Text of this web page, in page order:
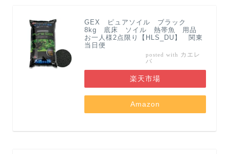
GEX ピュアソイル ブラック
8kg 底床 ソイル 熱帯魚 用品
お一人様2点限り【HLS_DU】 関東
当日便
posted with カエレ
バ
楽天市場
Amazon